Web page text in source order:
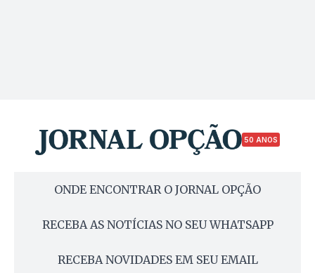
50 ANOS
ONDE ENCONTRAR O JORNAL OPÇÃO
RECEBA AS NOTÍCIAS NO SEU WHATSAPP
RECEBA NOVIDADES EM SEU EMAIL